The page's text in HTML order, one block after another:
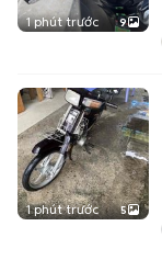
1 phút trước 9
1 phút trước 5